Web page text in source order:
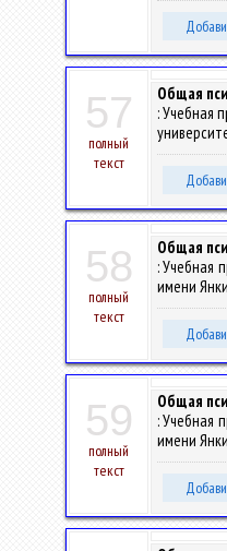
57
полный
текст
Общая
: Учебная
58
полный
текст
Общая
: Учебная
имени
59
полный
текст
Общая
: Учебная
имени